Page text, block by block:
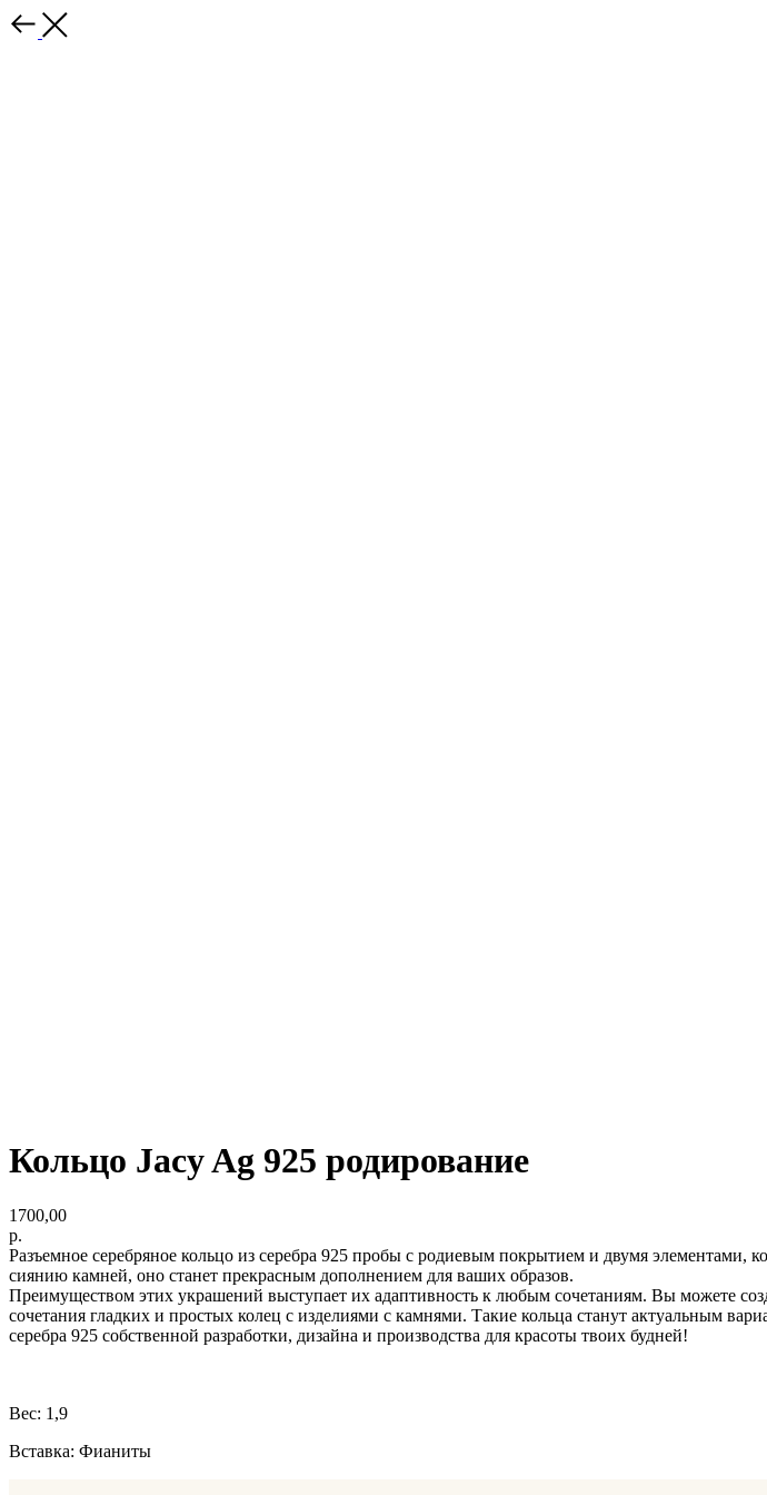
Кольцо Jacy Ag 925 родирование
1700,00
р.
Разъемное серебряное кольцо из серебра 925 пробы с родиевым покрытием и двумя
сиянию камней, оно станет прекрасным дополнением для ваших образов.
Преимуществом этих украшений выступает их адаптивность к любым сочетаниям. Вы можете
сочетания гладких и простых колец с изделиями с камнями. Такие кольца станут актуальным
серебра 925 собственной разработки, дизайна и производства для красоты твоих будней!
Вес: 1,9
Вставка: Фианиты